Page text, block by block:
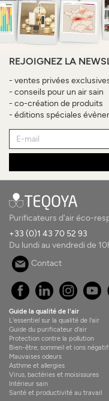
REJOIGNEZ LA
- ventes privées
- conseils pour un air sain
- co-création de produits
- éditions spéciales
Purificateurs d'air éco-
+33 (0)1 43 70 52 93
Du lundi au vendredi de
Contact
Guide la qualité de l'air
L'essentiel sur la qualité de l'air
Guide du purificateur d'air
Protection contre la pollution
Bien-être, sommeil et ions
Mauvaises odeurs
Asthme et allergies
Virus, bactéries et moisissures
Intérieur sain
Santé et productivité au travail